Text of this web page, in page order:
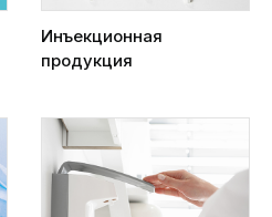
Инъекционная
продукция